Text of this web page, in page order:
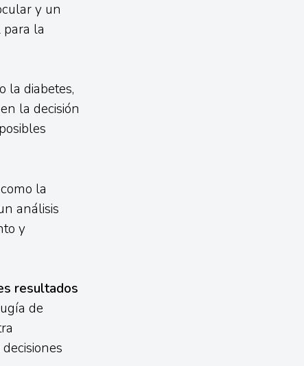
y un
la
la diabetes,
la decisión
la
análisis
y
resultados
de